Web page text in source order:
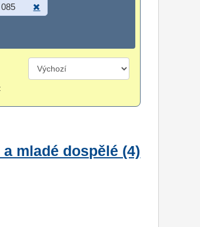
085
mladé dospělé (4)